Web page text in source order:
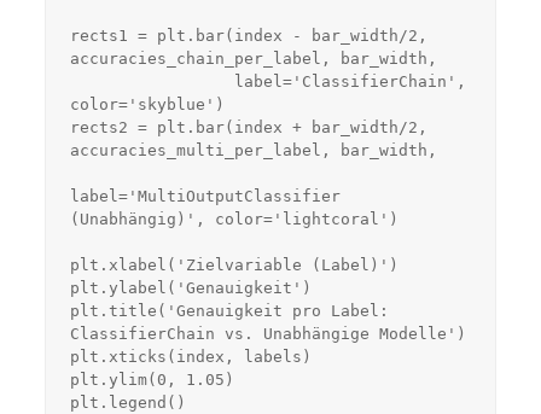
rects1 = plt.bar(index - bar_width/2,
accuracies_chain_per_label, bar_width,
color='skyblue')
rects2 = plt.bar(index + bar_width/2,
accuracies_multi_per_label, bar_width,
label='MultiOutputClassifier
(Unabhängig)', color='lightcoral')
plt.xlabel('Zielvariable (Label)')
plt.ylabel('Genauigkeit')
plt.title('Genauigkeit pro Label:
ClassifierChain vs. Unabhängige Modelle')
plt.xticks(index, labels)
plt.ylim(0, 1.05)
plt.legend()